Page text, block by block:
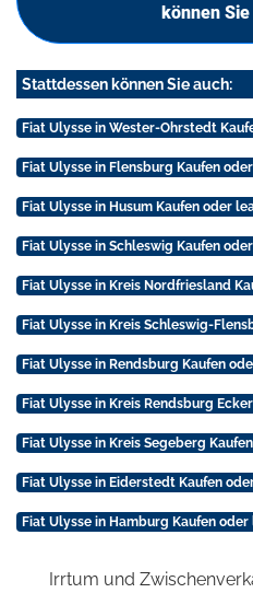
können
Stattdessen können Sie auch:
Fiat Ulysse in Wester-Ohrstedt
Fiat Ulysse in Flensburg Kaufen
Fiat Ulysse in Husum Kaufen oder
Fiat Ulysse in Schleswig Kaufen
Fiat Ulysse in Kreis Nordfriesland
Fiat Ulysse in Kreis Schleswig-
Fiat Ulysse in Rendsburg Kaufen
Fiat Ulysse in Kreis Rendsburg
Fiat Ulysse in Kreis Segeberg
Fiat Ulysse in Eiderstedt Kaufen
Fiat Ulysse in Hamburg Kaufen oder
Irrtum und